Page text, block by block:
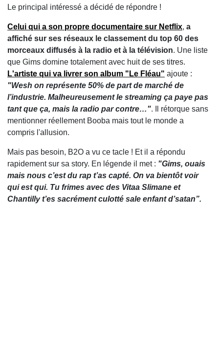
Le principal intéressé a décidé de répondre !
Celui qui a son propre documentaire sur Netflix, a
affiché sur ses réseaux le classement du top 60 des
morceaux diffusés à la radio et à la télévision. Une liste
que Gims domine totalement avec huit de ses titres.
L'artiste qui va livrer son album "Le Fléau" ajoute :
"Wesh on représente 50% de part de marché de
l’industrie. Malheureusement le streaming ça paye pas
tant que ça, mais la radio par contre…". Il rétorque sans
mentionner réellement Booba mais tout le monde a
compris l'allusion.
Mais pas besoin, B2O a vu ce tacle ! Et il a répondu
rapidement sur sa story. En légende il met : "Gims, ouais
mais nous c’est du rap t’as capté. On va bientôt voir
qui est qui. Tu frimes avec des Vitaa Slimane et
Chantilly t’es sacrément culotté sale enfant d’satan”.